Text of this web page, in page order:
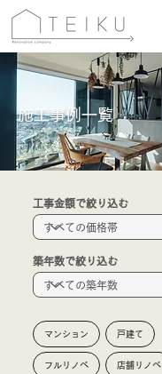
​施工事例一覧
工事金額で絞り込む
築年数で絞り込む
マンション 戸建て
フルリノベ 店舗リノベ